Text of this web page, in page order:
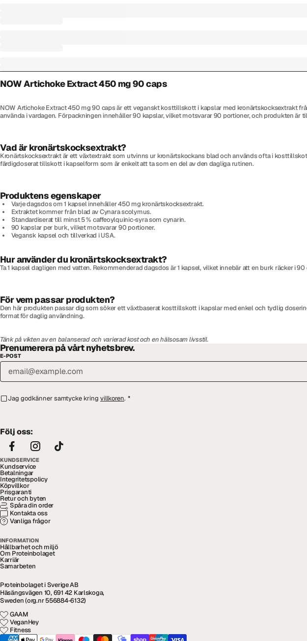
NOW Artichoke Extract 450 mg 90 caps
NOW Artichoke Extract 450 mg 90 caps är ett veganskt kosttillskott i kapslar med kronärtskocksextrakt
använda i vardagen. Förpackningen innehåller 90 kapslar, vilket motsvarar 90 portioner, och produkten är
Vad är kronärtskocksextrakt?
Kronärtskocksextrakt är ett växtextrakt som utvinns ur kronärtskockans blad och används ofta i
färdigdoserat tillskott i kapselform som är enkelt att ta som en del av den dagliga rutinen.
Produktens egenskaper
Varje dagsdos om 1 kapsel innehåller 450 mg kronärtskocksextrakt.
Extraktet kommer från blad av Cynara scolymus.
Standardiserat till minst 5 % caffeoylquinic-syra som cynarin.
90 kapslar per burk, vilket motsvarar 90 portioner.
Vegansk kapsel och tillverkad i USA.
Hur använder du kronärtskocksextrakt?
Ta 1 kapsel dagligen med vatten. Rekommenderad dagsdos är 1 kapsel, vilket innebär att en burk räcker i
För vem passar produkten?
Den här produkten passar dig som söker ett växtbaserat kosttillskott i kapslar med enkel och tydlig
format för daglig användning.
Tänk på vikten av en balanserad och varierad kost och en hälsosam livsstil.
Prenumerera på vårt nyhetsbrev.
E-POST
Jag godkänner samtycke kring villkoren. *
Följ oss:
KUNDSERVICE
Kundservice
Betalningar
Integritetspolicy
Köpvillkor
Prisgaranti
Retur och byten
Spåra din order
Kontakta oss
Vanliga frågor
INFORMATION
Hållbarhet och miljö
Om Proteinbolaget
Karriär
Samarbeten
Proteinbolaget i Sverige AB
Häsängsvägen 10, 691 42 Karlskoga,
Sweden (org.nr 556884-6132)
GAAM
VeganHey
Fitness